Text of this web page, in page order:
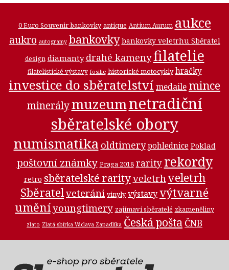
0 Euro Souvenir bankovky antique Antium Aurum aukce
aukro autogramy bankovky bankovky veletrhu Sběratel
design diamanty drahé kamenyfilatelie
filatelistické výstavy fosilie historické motocykly hračky
investice do sběratelství medaile mince
minerálymuzeumnetradiční
sběratelské obory
numismatika oldtimery pohlednice Poklad
poštovní známky Praga 2018 rarity rekordy
retro sběratelské rarityveletrhveletrh
Sběratelveteráni vinyly výstavyvýtvarné
uměníyoungtimery zajímaví sběratelé zkameněliny
zlato Zlatá sbírka Václava Zapadlíka Česká pošta ČNB